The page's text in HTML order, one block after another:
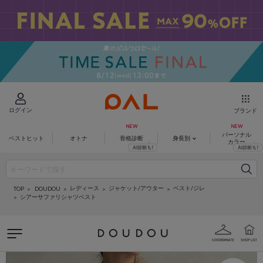
ログイン ブランド
ベストヒット オトナ 骨格診断 身長別
パーソナル
カラー
TOP DOUDOU レディース ジャケット/アウター
ベスト/ジレ
シアーサファリシャツベスト